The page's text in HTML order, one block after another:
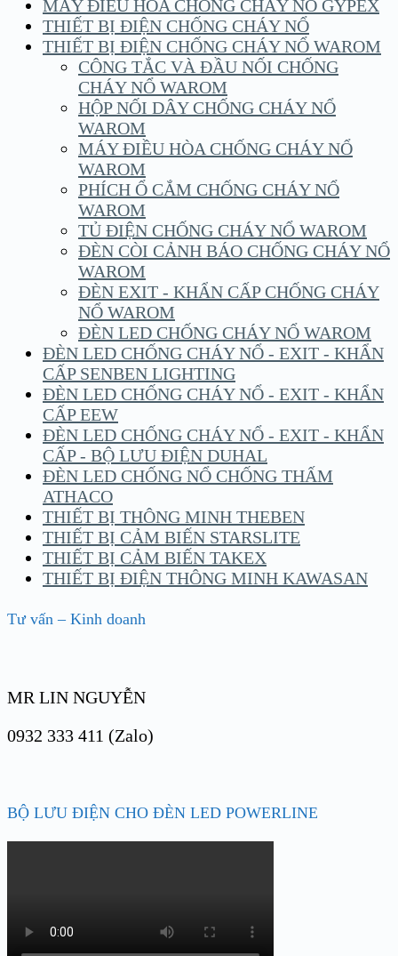
MÁY ĐIỀU HÒA CHỐNG CHÁY NỔ GYPEX
THIẾT BỊ ĐIỆN CHỐNG CHÁY NỔ
THIẾT BỊ ĐIỆN CHỐNG CHÁY NỔ WAROM
CÔNG TẮC VÀ ĐẦU NỐI CHỐNG
CHÁY NỔ WAROM
HỘP NỐI DÂY CHỐNG CHÁY NỔ
WAROM
MÁY ĐIỀU HÒA CHỐNG CHÁY NỔ
WAROM
PHÍCH Ổ CẮM CHỐNG CHÁY NỔ
WAROM
TỦ ĐIỆN CHỐNG CHÁY NỔ WAROM
ĐÈN CÒI CẢNH BÁO CHỐNG CHÁY NỔ
WAROM
ĐÈN EXIT - KHẨN CẤP CHỐNG CHÁY
NỔ WAROM
ĐÈN LED CHỐNG CHÁY NỔ WAROM
ĐÈN LED CHỐNG CHÁY NỔ - EXIT - KHẨN
CẤP SENBEN LIGHTING
ĐÈN LED CHỐNG CHÁY NỔ - EXIT - KHẨN
CẤP EEW
ĐÈN LED CHỐNG CHÁY NỔ - EXIT - KHẨN
CẤP - BỘ LƯU ĐIỆN DUHAL
ĐÈN LED CHỐNG NỔ CHỐNG THẤM
ATHACO
THIẾT BỊ THÔNG MINH THEBEN
THIẾT BỊ CẢM BIẾN STARSLITE
THIẾT BỊ CẢM BIẾN TAKEX
THIẾT BỊ ĐIỆN THÔNG MINH KAWASAN
Tư vấn – Kinh doanh
MR LIN NGUYỄN
0932 333 411 (Zalo)
BỘ LƯU ĐIỆN CHO ĐÈN LED POWERLINE